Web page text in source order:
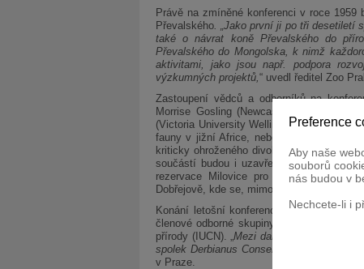
Právě na zmíněné konferenci v roce
Převalského. „Jako první ji po tři desetiletí
také o návrat koně Převalského do
Převalského do Mongolska, k nimž
aktivitami, jako jsou např. podpora
výzkumných projektů,“ uvedl ředitel Zoo
Zastoupení vědců a odborníků na
Morrise Gosling (Newcastle University,
(Victoria University Wellington, Nový
fauny v jižní Africe, nebo dr. Patricia
kriticky ohroženého divokého osla
součástí budou i uzavřená jednání
rezervace Milovice pro velké kopytníky
Dobřejově, kde se, mimo jiné, koně
Konání letošní konference iniciovali vědci
členové odborné skupiny pro ochranu
přírody (IUCN). „Mezi další hlavní
spolek Derbianus Conservation
,“
v Praze.
Preference
Aby naše
souborů
nás budou v
Nechcete-li i